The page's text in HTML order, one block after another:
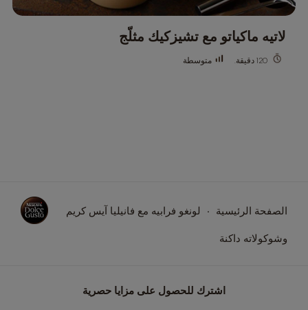
لاتيه ماكياتو مع تشيزكيك مثلّج
متوسطة
الصفحة الرئيسية لونغو فرابيه مع فانيليا آيس كريم
وشوكولاته داكنة
اشترك للحصول على مزايا حصرية